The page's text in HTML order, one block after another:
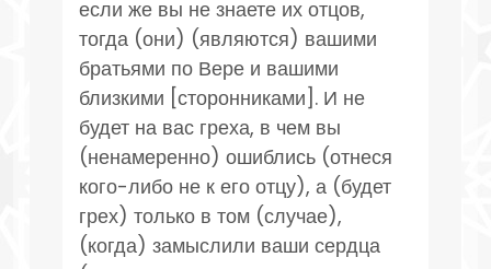
если же вы не знаете их отцов,
тогда (они) (являются) вашими
братьями по Вере и вашими
близкими [сторонниками]. И не
будет на вас греха, в чем вы
(ненамеренно) ошиблись (отнеся
кого-либо не к его отцу), а (будет
грех) только в том (случае),
(когда) замыслили ваши сердца